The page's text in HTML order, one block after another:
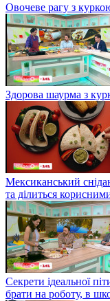
Овочеве рагу з
Здорова шаурма з
Мексиканський
та ділиться
Секрети ідеальної
брати на роботу, в